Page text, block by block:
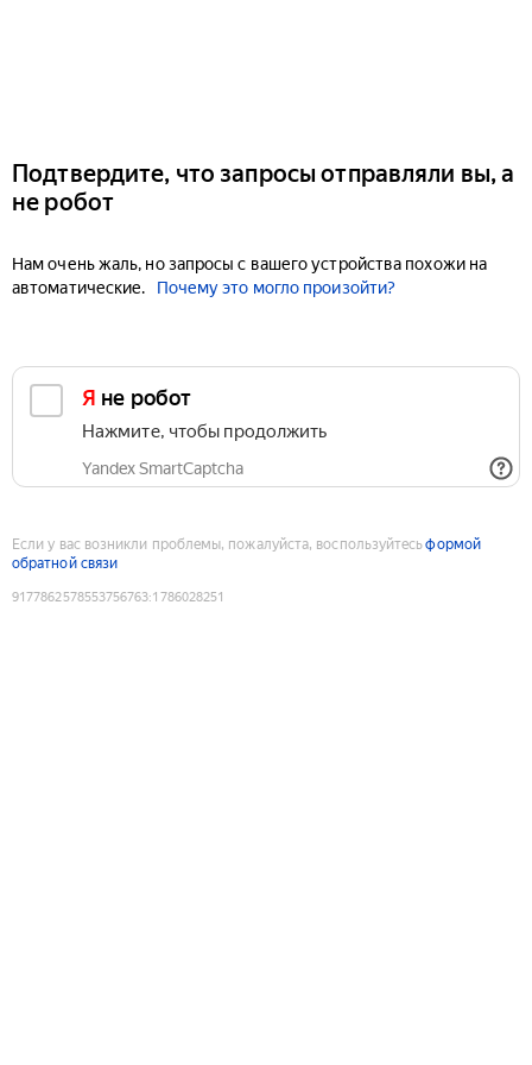
Подтвердите, что запросы отправляли вы, а
не робот
Нам очень жаль, но запросы с вашего устройства похожи на
автоматические.
Почему это могло произойти?
Я не робот
Нажмите, чтобы продолжить
Yandex SmartCaptcha
Если у вас возникли проблемы, пожалуйста, воспользуйтесьформой
обратной связи
9177862578553756763:1786028251